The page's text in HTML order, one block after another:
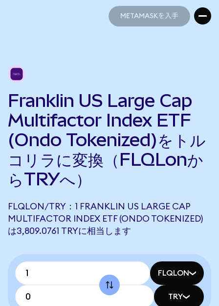
METAMASKを入手
Franklin US Large Cap
Multifactor Index ETF
(Ondo Tokenized)をトル
コリラに変換（FLQLonか
らTRYへ）
FLQLON/TRY：1 FRANKLIN US LARGE CAP
MULTIFACTOR INDEX ETF (ONDO TOKENIZED)
は3,809.0761 TRYに相当します
FLQLON
TRY